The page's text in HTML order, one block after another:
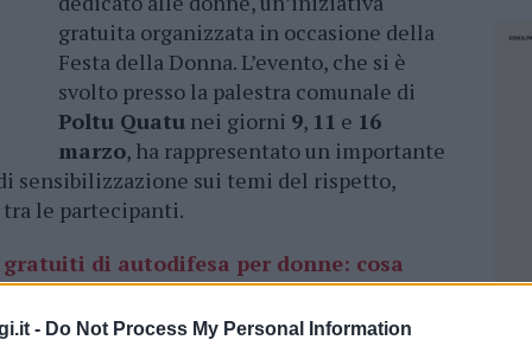
- Do Not Process My Personal Information
gratuita organizzata in occasione della
Festa della Donna. L’evento, che si è
svolto presso la palestra comunale di
Poltu Quatu nei giorni 9, 11 e 16
marzo, ha rappresentato un importante
sensibilizzazione sui temi del rispetto,
le partecipanti.
di autodifesa per donne: cosa